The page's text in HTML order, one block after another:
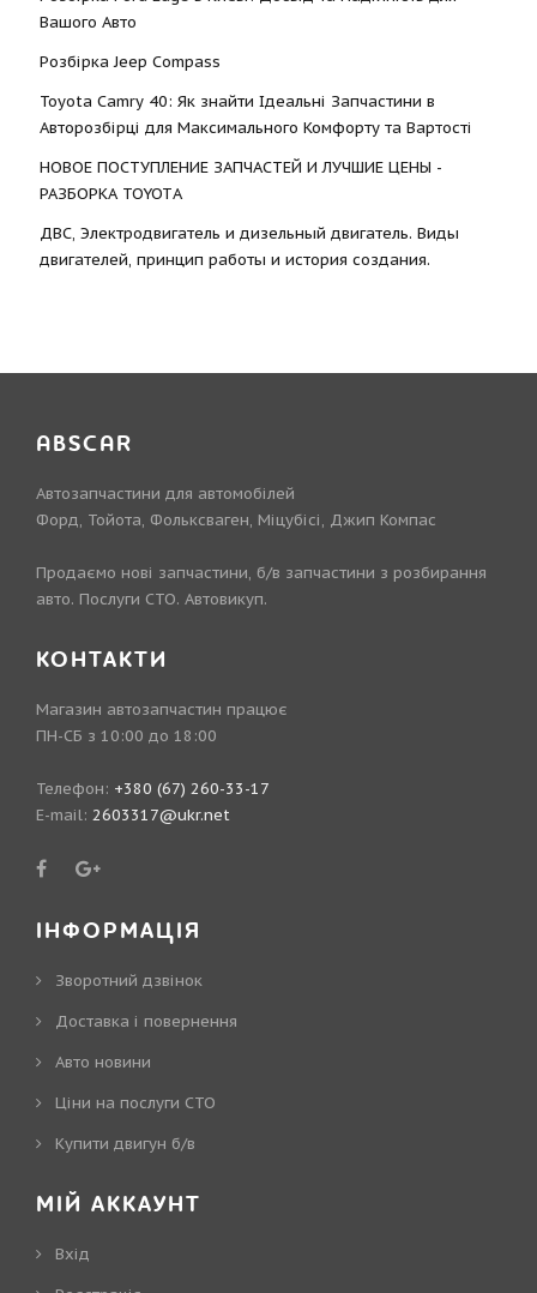
Вашого Авто
Розбірка Jeep Compass
Toyota Camry 40: Як знайти Ідеальні Запчастини в
Авторозбірці для Максимального Комфорту та Вартості
НОВОЕ ПОСТУПЛЕНИЕ ЗАПЧАСТЕЙ И ЛУЧШИЕ ЦЕНЫ -
РАЗБОРКА TOYOTА
ДВС, Электродвигатель и дизельный двигатель. Виды
двигателей, принцип работы и история создания.
ABSCAR
Автозапчастини для автомобілей
Форд, Тойота, Фольксваген, Міцубісі, Джип Компас
Продаємо нові запчастини, б/в запчастини з розбирання
авто. Послуги СТО. Автовикуп.
КОНТАКТИ
Магазин автозапчастин працює
ПН-СБ з 10:00 до 18:00
Телефон: +380 (67) 260-33-17
E-mail: 2603317@ukr.net
ІНФОРМАЦІЯ
Зворотний дзвінок
Доставка і повернення
Авто новини
Ціни на послуги СТО
Купити двигун б/в
МІЙ АККАУНТ
Вхід